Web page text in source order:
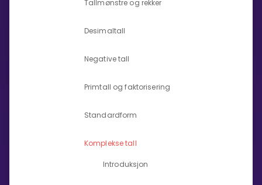
Bestill privatundervisning
Velg læreplan
Tallmønstre og rekker
Desimaltall
Negative tall
Primtall og faktorisering
Standardform
Komplekse tall
Introduksjon